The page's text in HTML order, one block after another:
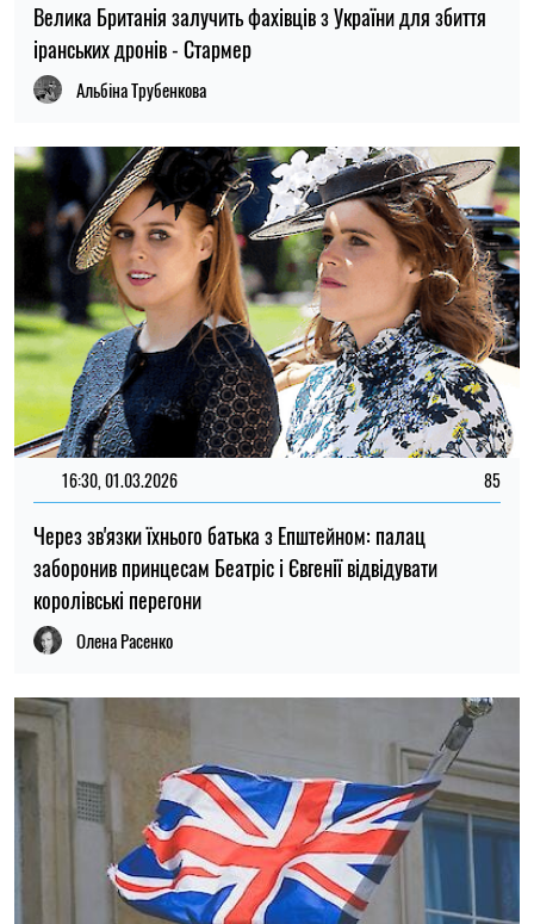
Велика Британія залучить фахівців з України для збиття
іранських дронів - Стармер
Альбіна Трубенкова
16:30, 01.03.2026 85
Через зв'язки їхнього батька з Епштейном: палац
заборонив принцесам Беатріс і Євгенії відвідувати
королівські перегони
Олена Расенко